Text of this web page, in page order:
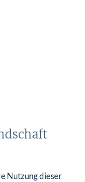
Nutzung dieser